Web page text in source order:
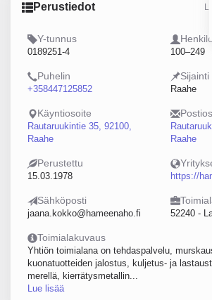
Perustiedot
Y-tunnus
0189251-4 100–249
Puhelin
+358447125852
Sijainti
Raahe
Käyntiosoite
Rautaruukintie 35, 92100,
Raahe
Raahe
Perustettu
15.03.1978 https://
Sähköposti
jaana.kokko@hameenaho.fi 52240 -
Toimialakuvaus
Yhtiön toimialana on tehdaspalvelu,
kuonatuotteiden jalostus, kuljetus- ja
merellä, kierrätysmetallin...
Lue lisää